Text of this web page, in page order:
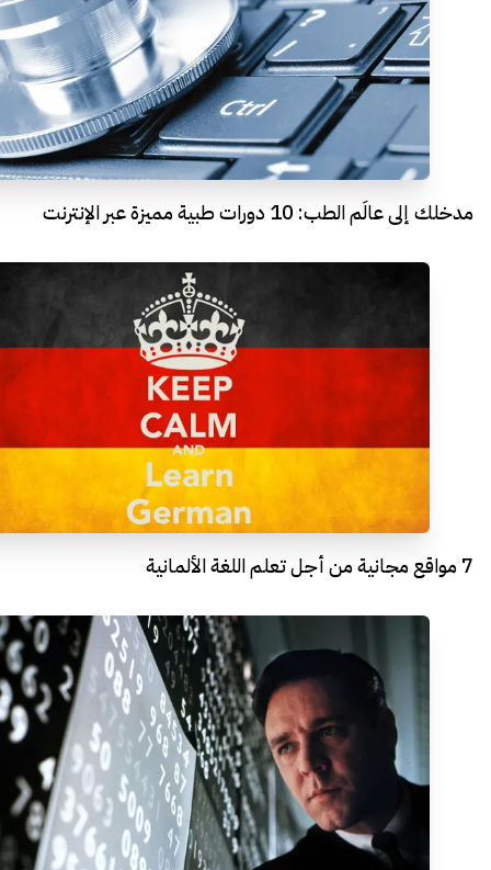
مدخلك إلى عالَم الطب: 10 دورات طبية مميزة عبر الإنترنت
7 مواقع مجانية من أجل تعلم اللغة الألمانية